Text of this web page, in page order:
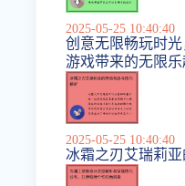
2025-05-25 10:40:40
创意无限畅玩时
游戏带来的无限
2025-05-25 10:40:40
冰霜之刃艾瑞莉